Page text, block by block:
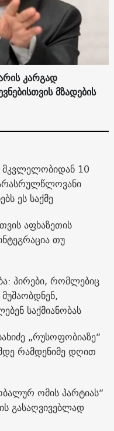
კარგად
მზადების
მკვლელობიდან 10
ეს საქმე
აფხაზეთის
თუ
პირები, რომლებიც
საქმიანობას
„რუსოფობიაზე“
რამდენიმე დღით
ომის პარტიას“
გასაღვივებლად